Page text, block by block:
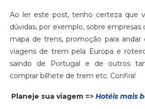
Ao ler este post, tenho certeza que
dúvidas, por exemplo, sobre
mapa de trens, promoção para
viagens de trem pela Europa e
saindo de Portugal e de outros
comprar bilhete de trem etc. Confira!
Planeje sua viagem => Hotéis mais